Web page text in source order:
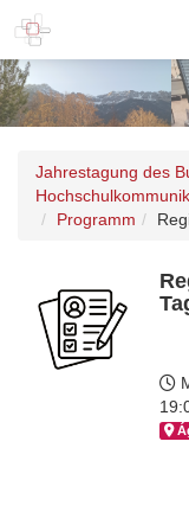
Jahrestagung des
Programm